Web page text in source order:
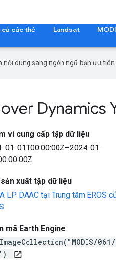
cả các thẻ Landsat
nội dung sang ngôn ngữ bạn ưu
Dynamics
vi cung cấp tập dữ liệu
01-01T00:00:00Z–2024-01-
sản xuất tập dữ liệu
LP DAAC tại Trung tâm EROS
mã Earth Engine
061/
open_in_new